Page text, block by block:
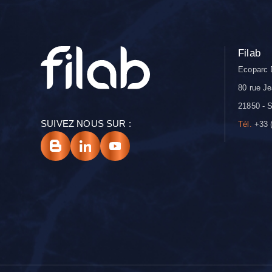
SUIVEZ NOUS SUR :
Filab
Ecoparc
80 rue
21850 -
Tél.
+33